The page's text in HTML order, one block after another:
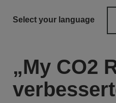
Select your language
„My CO2